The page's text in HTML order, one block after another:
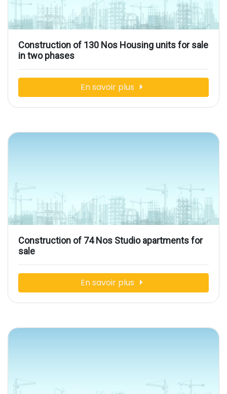
Construction of 130 Nos Housing units for sale
in two phases
En savoir plus
Construction of 74 Nos Studio apartments for
sale
En savoir plus